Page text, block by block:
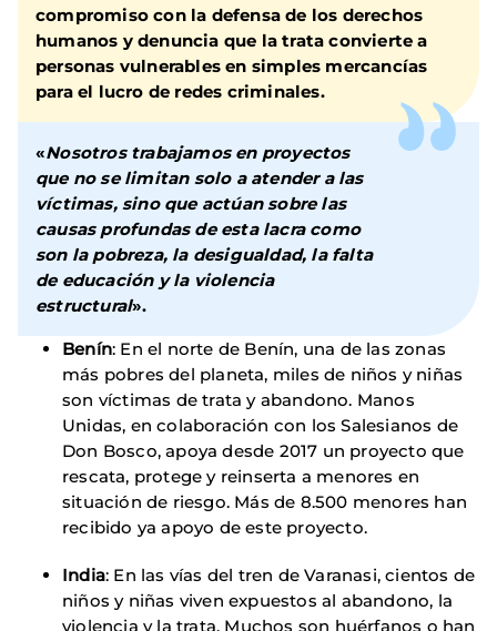
compromiso con la defensa de los derechos
humanos y denuncia que la trata convierte a
personas vulnerables en simples mercancías
para el lucro de redes criminales.
«Nosotros trabajamos en proyectos
que no se limitan solo a atender a las
víctimas, sino que actúan sobre las
causas profundas de esta lacra como
son la pobreza, la desigualdad, la falta
de educación y la violencia
estructural».
Benín: En el norte de Benín, una de las zonas
más pobres del planeta, miles de niños y niñas
son víctimas de trata y abandono. Manos
Unidas, en colaboración con los Salesianos de
Don Bosco, apoya desde 2017 un proyecto que
rescata, protege y reinserta a menores en
situación de riesgo. Más de 8.500 menores han
recibido ya apoyo de este proyecto.
India: En las vías del tren de Varanasi, cientos de
niños y niñas viven expuestos al abandono, la
violencia y la trata. Muchos son huérfanos o han